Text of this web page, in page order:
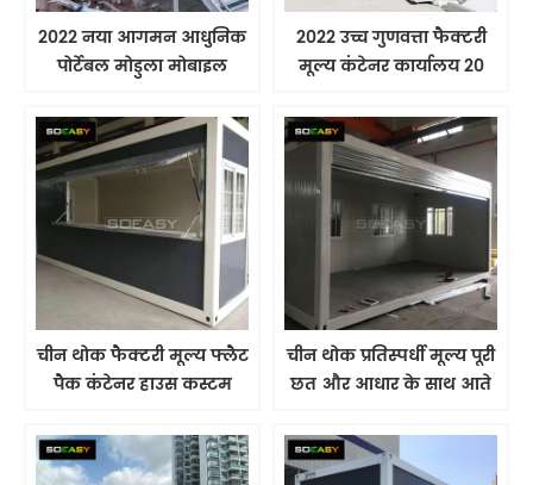
2022 नया आगमन आधुनिक
पोर्टेबल मोडुला मोबाइल
फ्लैट पैक कंटेनर हाउस
2022 उच्च गुणवत्ता फैक्टरी
मूल्य कंटेनर कार्यालय 20
हाउस फ्लैट पैक हाउस
चीन थोक फैक्टरी मूल्य फ्लैट
पैक कंटेनर हाउस कस्टम
हाउस कंटेनर
चीन थोक प्रतिस्पर्धी मूल्य पूरी
छत और आधार के साथ आते
उपयोग, स्थापित करने में
आसान।